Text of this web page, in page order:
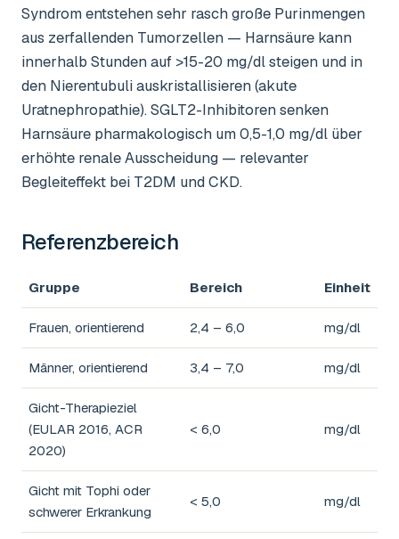
Syndrom entstehen sehr rasch große Purinmengen
aus zerfallenden Tumorzellen — Harnsäure kann
innerhalb Stunden auf >15-20 mg/dl steigen und in
den Nierentubuli auskristallisieren (akute
Uratnephropathie). SGLT2-Inhibitoren senken
Harnsäure pharmakologisch um 0,5-1,0 mg/dl über
erhöhte renale Ausscheidung — relevanter
Begleiteffekt bei T2DM und CKD.
Referenzbereich
Gruppe Bereich Einheit
Frauen, orientierend 2,4 – 6,0 mg/dl
Männer, orientierend 3,4 – 7,0 mg/dl
Gicht-Therapieziel
(EULAR 2016, ACR
2020)
< 6,0 mg/dl
Gicht mit Tophi oder
schwerer Erkrankung
< 5,0 mg/dl